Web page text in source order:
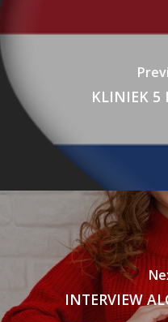
KLINIEK 5
INTERVIEW